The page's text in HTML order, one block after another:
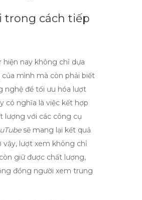
trong cách tiếp
hiện nay không chỉ dựa
mình mà còn phải biết
nghệ để tối ưu hóa lượt
có nghĩa là việc kết hợp
lượng với các công cụ
sẽ mang lại kết quả
vậy, lượt xem không chỉ
giữ được chất lượng,
đồng người xem trung